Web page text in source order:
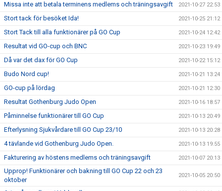
Missa inte att betala terminens medlems och träningsavgift 2021-10-27 22:53
Stort tack för besöket Ida! 2021-10-25 21:12
Stort Tack till alla funktionärer på GO Cup 2021-10-24 12:42
Resultat vid GO-cup och BNC 2021-10-23 19:49
Då var det dax för GO Cup 2021-10-22 15:12
Budo Nord cup! 2021-10-21 13:24
GO-cup på lördag 2021-10-21 12:30
Resultat Gothenburg Judo Open 2021-10-16 18:57
Påminnelse funktionärer till GO Cup 2021-10-13 20:49
Efterlysning Sjukvårdare till GO Cup 23/10 2021-10-13 20:28
4 tävlande vid Gothenburg Judo Open. 2021-10-13 19:55
Fakturering av höstens medlems och träningsavgift 2021-10-07 20:13
Upprop! Funktionärer och bakning till GO Cup 22 och 23
oktober
2021-10-05 20:50